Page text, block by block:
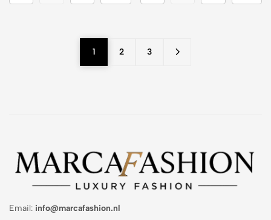
1 2 3
Email: info@marcafashion.nl